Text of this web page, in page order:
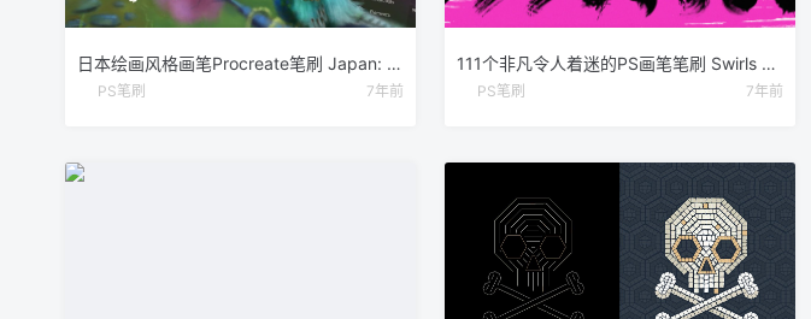
日本绘画风格画笔Procreate笔刷 Japan: Procreate Brushes
PS笔刷 7年前
111个非凡令人着迷的PS画笔笔刷 Swirls & Strokes Brushes Set
PS笔刷 7年前